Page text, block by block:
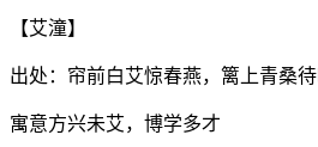
【艾潼】
出处：帘前白艾惊春燕，篱上青桑
寓意方兴未艾，博学多才‌